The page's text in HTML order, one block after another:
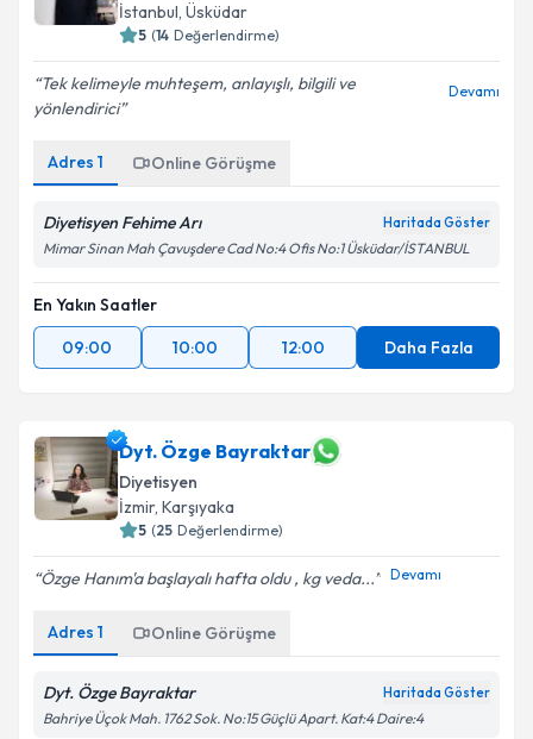
İstanbul, Üsküdar
5 (14 Değerlendirme)
Tek kelimeyle muhteşem, anlayışlı, bilgili ve
yönlendirici
Devamı
Adres 1 Online Görüşme
Diyetisyen Fehime Arı Haritada Göster
Mimar Sinan Mah Çavuşdere Cad No:4 Ofis No:1 Üsküdar/İSTANBUL
En Yakın Saatler
09:00
10:00 12:00 Daha Fazla
Dyt. Özge Bayraktar
Diyetisyen
İzmir, Karşıyaka
5 (25 Değerlendirme)
Özge Hanım'a başlayalı hafta oldu , kg veda... Devamı
Adres 1 Online Görüşme
Dyt. Özge Bayraktar Haritada Göster
Bahriye Üçok Mah. 1762 Sok. No:15 Güçlü Apart. Kat:4 Daire:4